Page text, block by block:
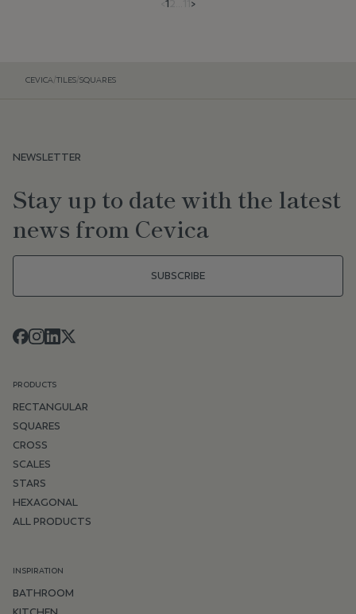
1 >
CEVICA/TILES/SQUARES
NEWSLETTER
Stay up to date with the latest
news from Cevica
SUBSCRIBE
PRODUCTS
RECTANGULAR
SQUARES
CROSS
SCALES
STARS
HEXAGONAL
ALL PRODUCTS
INSPIRATION
BATHROOM